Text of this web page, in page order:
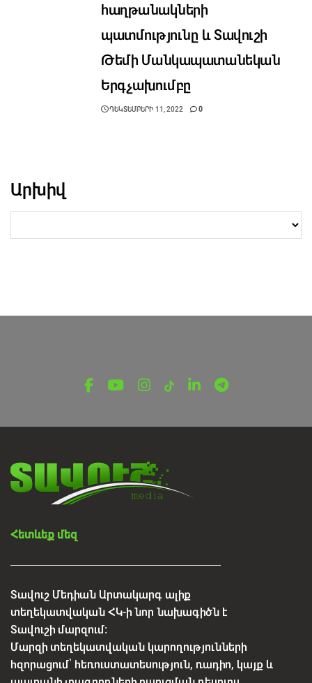
հաղթանակների
պատմությունը և Տավուշի
Թեմի Մանկապատանեկան
Երգչախումբը
ԴԵԿՏԵՄԲԵՐԻ 11, 2022 0
Արխիվ
Հետևեք մեզ
Տավուշ Մեդիան Արտակարգ ալիք
տեղեկատվական ՀԿ-ի նոր նախագիծն է
Տավուշի մարզում:
Մարզի տեղեկատվական կարողությունների
հզորացում՝ հեռուստատեսություն, ռադիո, կայք և